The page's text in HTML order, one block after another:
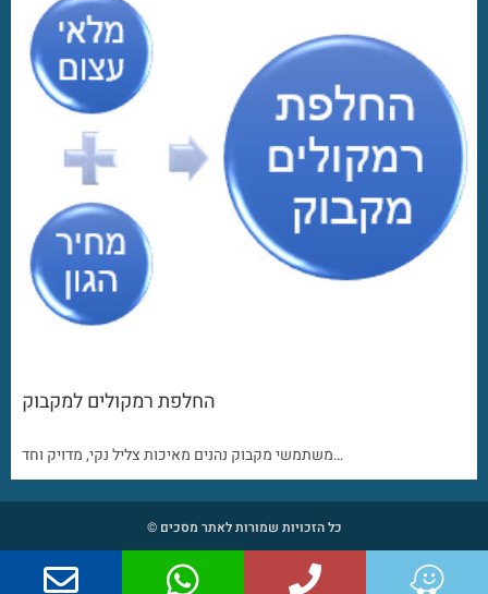
החלפת רמקולים למקבוק
משתמשי מקבוק נהנים מאיכות צליל נקי, מדויק וחד…
כל הזכויות שמורות לאתר מסכים ©